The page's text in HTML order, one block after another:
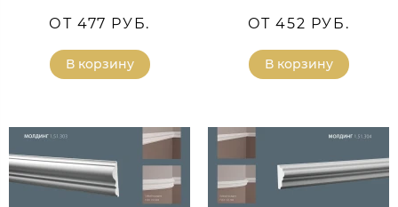
ОТ 477 РУБ.
В корзину
ОТ 452 РУБ.
В корзину